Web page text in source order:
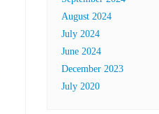
August 2024
July 2024
June 2024
December 2023
July 2020